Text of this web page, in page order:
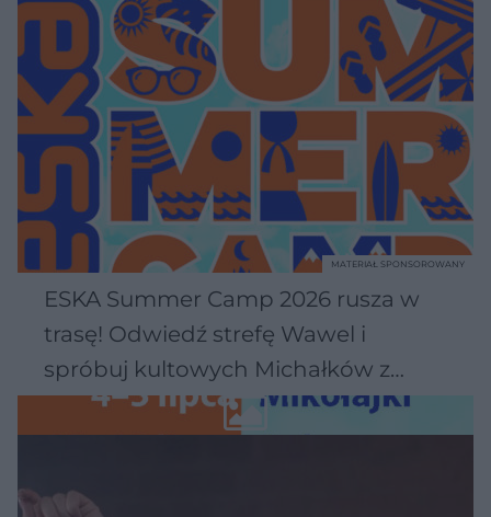
ESKA Summer Camp 2026 rusza w
trasę! Odwiedź strefę Wawel i
spróbuj kultowych Michałków z
Wawelu
MATERIAŁ SPONSOROWANY